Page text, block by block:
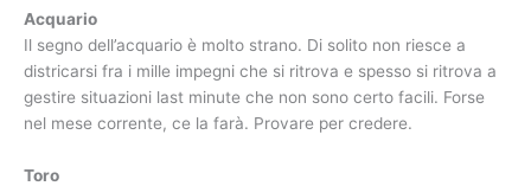
Acquario
Il segno dell’acquario è molto strano. Di solito non riesce a
districarsi fra i mille impegni che si ritrova e spesso si ritrova a
gestire situazioni last minute che non sono certo facili. Forse
nel mese corrente, ce la farà. Provare per credere.
Toro